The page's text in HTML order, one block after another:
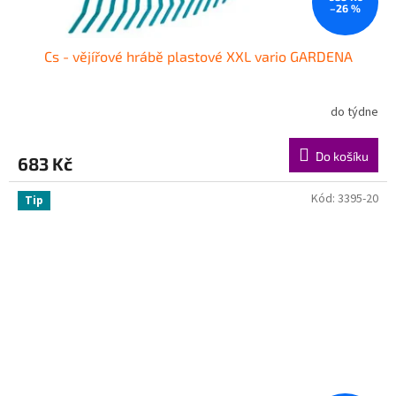
–26 %
Cs - vějířové hrábě plastové XXL vario GARDENA
do týdne
683 Kč Do košíku
Tip Kód: 3395-20